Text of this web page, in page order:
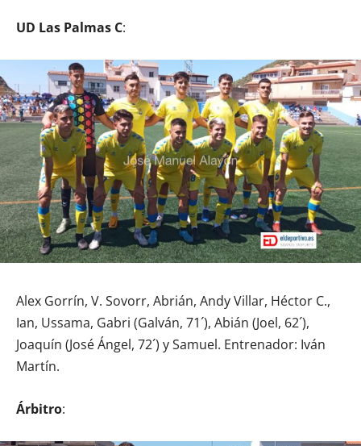
UD Las Palmas C:
Alex Gorrín, V. Sovorr, Abrián, Andy Villar, Héctor C.,
Ian, Ussama, Gabri (Galván, 71´), Abián (Joel, 62´),
Joaquín (José Ángel, 72´) y Samuel. Entrenador: Iván
Martín.
Árbitro: